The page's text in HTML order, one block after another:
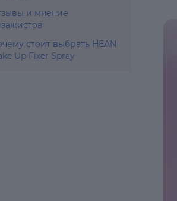
и мнение
стоит выбрать HEAN
Up Fixer Spray